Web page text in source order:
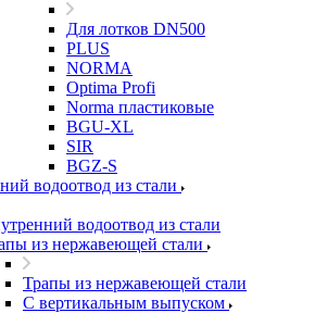
Для лотков DN500
PLUS
NORMA
Optima Profi
Norma пластиковые
BGU-XL
SIR
BGZ-S
водоотвод из стали
водоотвод из стали
из нержавеющей стали
Трапы из нержавеющей стали
С вертикальным выпуском